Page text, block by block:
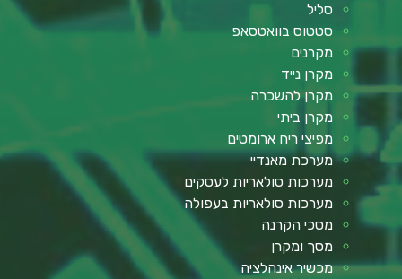
סליל
סטטוס בוואטסאפ
מקרנים
מקרן נייד
מקרן להשכרה
מקרן ביתי
מפיצי ריח ארומטים
מערכת מאנדיי
מערכות סולאריות לעסקים
מערכות סולאריות בעפולה
מסכי הקרנה
מסך ומקרן
מכשיר אינהלציה